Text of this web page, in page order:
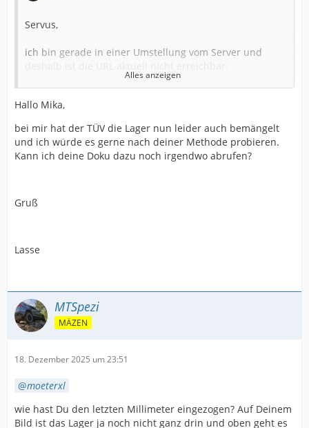
Servus,
ich bin gerade in einer Umstellung vom Server und
Seite:
https://web.archive.org/web/2024120314…lager-
erneuern/
Grüße
Mika
Alles anzeigen
Hallo Mika,
bei mir hat der TÜV die Lager nun leider auch bemängelt
und ich würde es gerne nach deiner Methode probieren.
Kann ich deine Doku dazu noch irgendwo abrufen?
Gruß
Lasse
MTSpezi
MÄZEN
18. Dezember 2025 um 23:51
moeterxl
wie hast Du den letzten Millimeter eingezogen? Auf Deinem
Bild ist das Lager ja noch nicht ganz drin und oben geht es